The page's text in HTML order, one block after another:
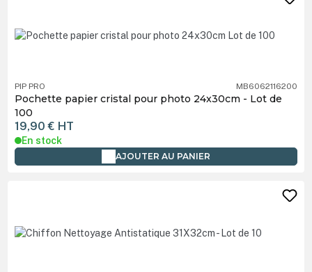
PIP PRO MB6062116200
Pochette papier cristal pour photo 24x30cm - Lot de
100
19,90 € HT
En stock
AJOUTER AU PANIER